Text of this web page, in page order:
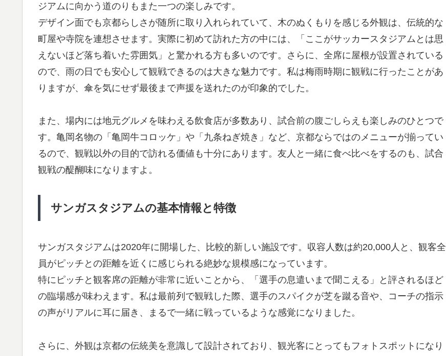
ジアムに向かう道のりもまた一つの楽しみです。
デザイン面でも京都らしさが随所に取り入れられていて、木のぬくもりを感じる外観は、伝統的な
町屋や寺院を連想させます。実際に初めて訪れた方の中には、「ここがサッカースタジアムとは思
えないほど落ち着いた雰囲気」と驚かれる方も多いのです。さらに、全席に屋根が設置されている
ので、雨の日でも安心して観戦できるのは大きな魅力です。私は梅雨時期に観戦に行ったことがあ
りますが、傘を気にせず最後まで声援を送れたのが印象的でした。
また、場内には地元グルメを味わえる飲食店が多数あり、試合前の腹ごしらえも楽しみのひとつで
す。亀岡名物の「亀岡牛コロッケ」や「九条ねぎ焼き」など、京都ならではのメニューが揃ってい
るので、観戦以外の目的で訪れる価値も十分にあります。友人と一緒に食べ比べをするのも、試合
観戦の醍醐味になりますよ。
サンガスタジアムの基本情報と特徴
サンガスタジアムは2020年に開場した、比較的新しい施設です。収容人数は約20,000人と、観客全
員がピッチとの距離を近くに感じられる絶妙な規模感になっています。
特にピッチと観客席の距離が非常に近いことから、「選手の息遣いまで聞こえる」と評されるほど
の臨場感が味わえます。私は最前列で観戦した際、選手のスパイクが芝を蹴る音や、コーチの指示
の声がリアルに耳に届き、まるで一緒に戦っているような感覚になりました。
さらに、外観は京都の伝統美を意識して設計されており、観光客にとってもフォトスポットになり